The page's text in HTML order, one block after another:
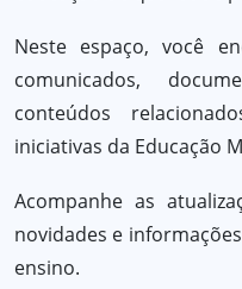
Neste espaço, você
comunicados,
conteúdos
iniciativas da Educação
Acompanhe as
novidades e
ensino.